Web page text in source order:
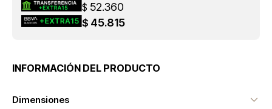
$ 52.360
$ 45.815
INFORMACIÓN DEL PRODUCTO
Dimensiones